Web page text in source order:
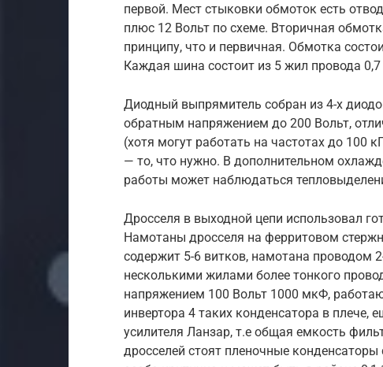
первой. Мест стыковки обмоток есть
плюс 12 Вольт по схеме. Вторичная
принципу, что и первичная. Обмотка
Каждая шина состоит из 5 жил провода
Диодный выпрямитель собран из 4-х
обратным напряжением до 200 Вольт,
(хотя могут работать на частотах до 100
— то, что нужно. В дополнительном
работы может наблюдаться
Дросселя в выходной цепи использовал
Намотаны дросселя на ферритовом
содержит 5-6 витков, намотана проводом
несколькими жилами более тонкого
напряжением 100 Вольт 1000 мкФ,
инвертора 4 таких конденсатора в плече,
усилителя Ланзар, т.е общая емкость
дросселей стоят пленочные